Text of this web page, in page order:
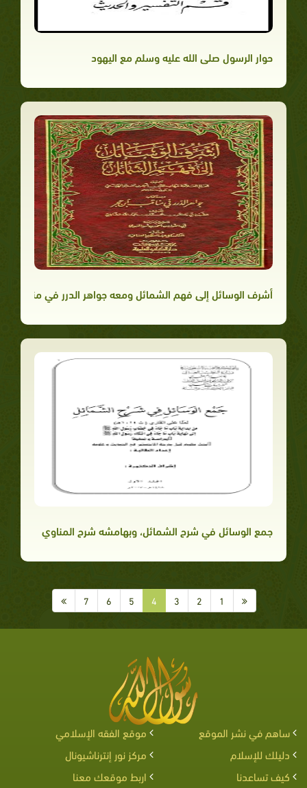
حوار الرسول صلى الله عليه وسلم مع اليهود
أشرف الوسائل إلى فهم الشمائل ومعه جواهر الدرر في مناقب
جمع الوسائل في شرح الشمائل، وبهامشه شرح المناوي
1
2
3
4
5
6
7
ساهم في نشر الموقع
موقع الفقه الإسلامي
دليلك للإسلام
مركز نور إنترناشيونال
كيف تساعدنا
اربط موقعك معنا